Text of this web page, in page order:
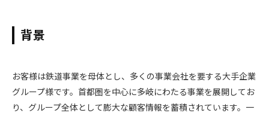
背景
お客様は鉄道事業を母体とし、多くの事業会社を要する大手企業
グループ様です。首都圏を中心に多岐にわたる事業を展開してお
り、グループ全体として膨大な顧客情報を蓄積されています。一